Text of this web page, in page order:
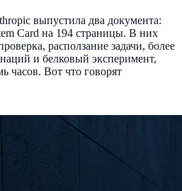
выпустила два документа:
Card на 194 страницы. В них
расползание задачи, более
и белковый эксперимент,
часов. Вот что говорят